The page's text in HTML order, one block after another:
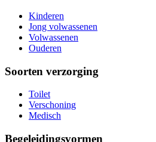
Kinderen
Jong volwassenen
Volwassenen
Ouderen
Soorten verzorging
Toilet
Verschoning
Medisch
Begeleidingsvormen